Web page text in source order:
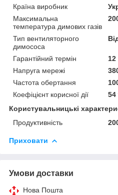
Країна виробник
Максимальна
температура димових газів
Тип вентиляторного
димососа
Гарантійний термін
12
Напруга мережі
Частота обертання
Коефіцієнт корисної дії
54
Користувальницькі
Продуктивність
Приховати
Умови доставки
Нова Пошта